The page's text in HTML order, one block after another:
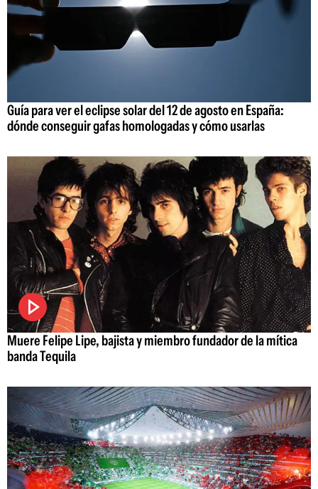
Guía para ver el eclipse solar del 12 de agosto en España:
dónde conseguir gafas homologadas y cómo usarlas
Muere Felipe Lipe, bajista y miembro fundador de la mítica
banda Tequila